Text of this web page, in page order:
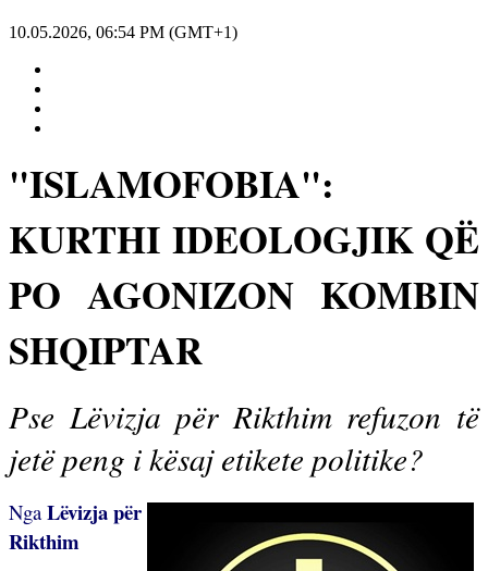
10.05.2026, 06:54 PM (GMT+1)
"ISLAMOFOBIA":
KURTHI IDEOLOGJIK QË
PO AGONIZON KOMBIN
SHQIPTAR
Pse Lëvizja për Rikthim refuzon të
jetë peng i kësaj etikete politike?
Nga Lëvizja për
Rikthim